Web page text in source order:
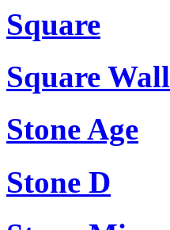
Square
Square Wall
Stone Age
Stone D